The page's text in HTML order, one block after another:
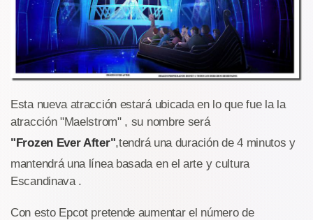
Esta nueva atracción estará ubicada en lo que fue la la
atracción "Maelstrom" , su nombre será
"Frozen Ever After",tendrá una duración de 4 minutos y
mantendrá una línea basada en el arte y cultura
Escandinava .
Con esto Epcot pretende aumentar el número de